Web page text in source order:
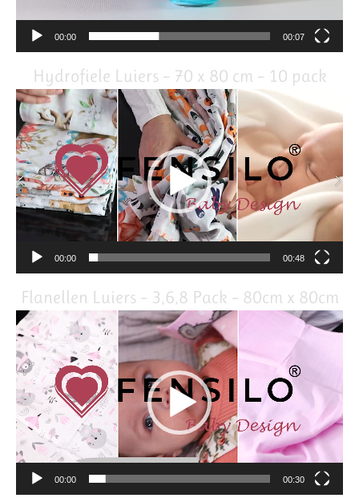
00:00 00:07
Hydrofiele Luiers – 70 x 80 cm – 10 pack
Video
Player
00:00 00:48
Flanellen Luiers – 3,6,8 Pack – 80cm x 80cm
Video
Player
00:00 00:30